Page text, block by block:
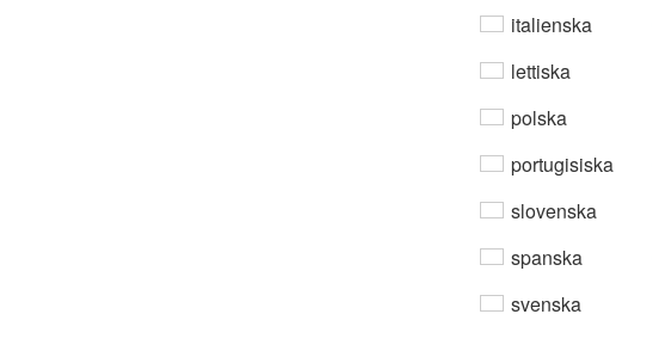
italienska
lettiska
polska
portugisiska
slovenska
spanska
svenska